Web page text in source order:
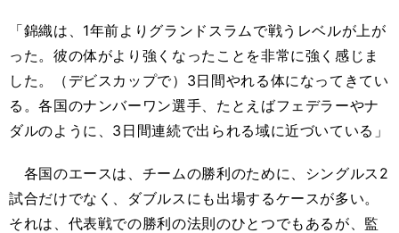
「錦織は、1年前よりグランドスラムで戦うレベルが上が
った。彼の体がより強くなったことを非常に強く感じま
した。（デビスカップで）3日間やれる体になってきてい
る。各国のナンバーワン選手、たとえばフェデラーやナ
ダルのように、3日間連続で出られる域に近づいている」
各国のエースは、チームの勝利のために、シングルス2
試合だけでなく、ダブルスにも出場するケースが多い。
それは、代表戦での勝利の法則のひとつでもあるが、監